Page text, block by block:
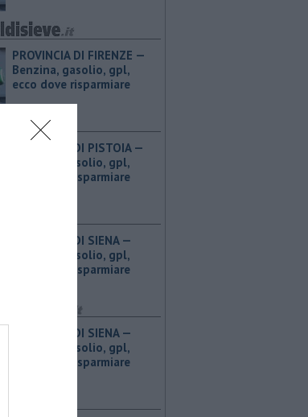
PROVINCIA DI FIRENZE — ​
Benzina, gasolio, gpl,
ecco dove risparmiare
PROVINCIA DI PISTOIA — ​
Benzina, gasolio, gpl,
ecco dove risparmiare
PROVINCIA DI SIENA — ​
Benzina, gasolio, gpl,
ecco dove risparmiare
PROVINCIA DI SIENA — ​
Benzina, gasolio, gpl,
ecco dove risparmiare